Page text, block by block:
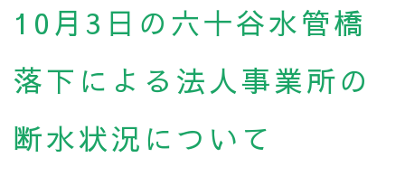
10月3日の六十谷水管橋
落下による法人事業所の
断水状況について